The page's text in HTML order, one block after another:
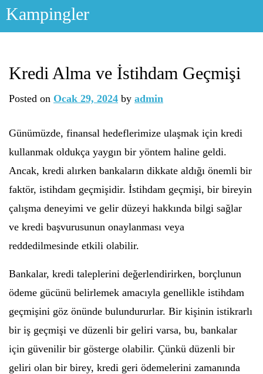
Skip
Kampingler
Kredi Alma ve İstihdam Geçmişi
Posted on Ocak 29, 2024 by admin
Günümüzde, finansal hedeflerimize ulaşmak için kredi
kullanmak oldukça yaygın bir yöntem haline geldi.
Ancak, kredi alırken bankaların dikkate aldığı önemli bir
faktör, istihdam geçmişidir. İstihdam geçmişi, bir bireyin
çalışma deneyimi ve gelir düzeyi hakkında bilgi sağlar
ve kredi başvurusunun onaylanması veya
reddedilmesinde etkili olabilir.
Bankalar, kredi taleplerini değerlendirirken, borçlunun
ödeme gücünü belirlemek amacıyla genellikle istihdam
geçmişini göz önünde bulundururlar. Bir kişinin istikrarlı
bir iş geçmişi ve düzenli bir geliri varsa, bu, bankalar
için güvenilir bir gösterge olabilir. Çünkü düzenli bir
geliri olan bir birey, kredi geri ödemelerini zamanında